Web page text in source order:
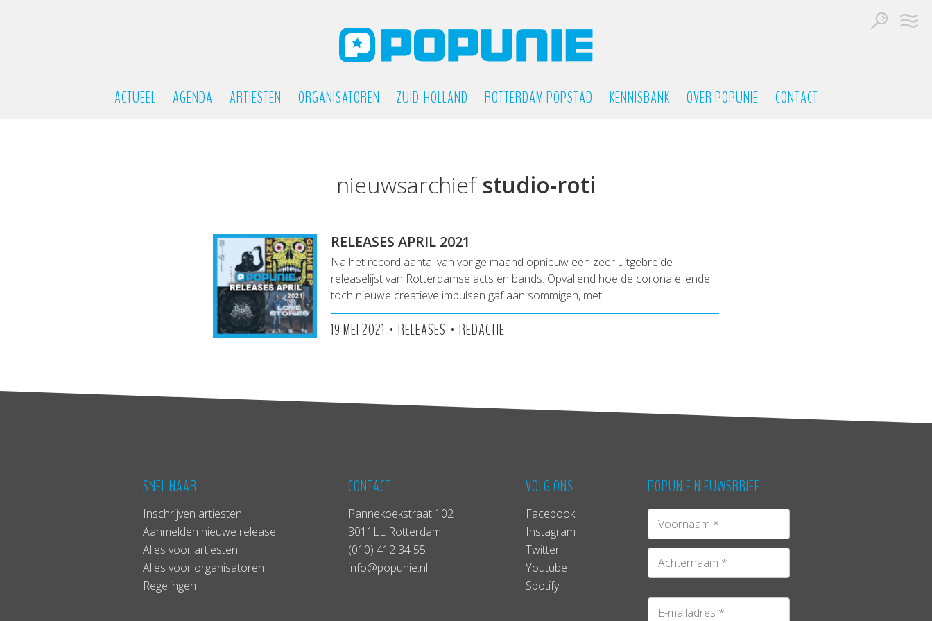
ACTUEEL AGENDA ARTIESTEN ORGANISATOREN ZUID-HOLLAND ROTTERDAM POPSTAD KENNISBANK OVER POPUNIE CONTACT
nieuwsarchiefstudio-roti
RELEASES APRIL 2021
Na het record aantal van vorige maand opnieuw een zeer uitgebreide
releaselijst van Rotterdamse acts en bands. Opvallend hoe de corona ellende
toch nieuwe creatieve impulsen gaf aan sommigen, met…
19 MEI 2021 • RELEASES • REDACTIE
SNEL NAAR
Inschrijven artiesten
Aanmelden nieuwe release
Alles voor artiesten
Alles voor organisatoren
Regelingen
CONTACT
Pannekoekstraat 102
3011LL Rotterdam
(010) 412 34 55
info@popunie.nl
VOLG ONS
Facebook
Instagram
Twitter
Youtube
Spotify
POPUNIE NIEUWSBRIEF